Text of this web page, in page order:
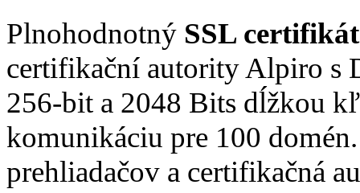
Plnohodnotný SSL
certifikační autority Alpiro s
256-bit a 2048 Bits dĺžkou
komunikáciu pre 100
prehliadačov a certifikačná